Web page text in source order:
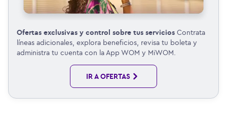
Ofertas exclusivas y control sobre tus servicios Contrata
líneas adicionales, explora beneficios, revisa tu boleta y
administra tu cuenta con la App WOM y MiWOM.
IR A OFERTAS